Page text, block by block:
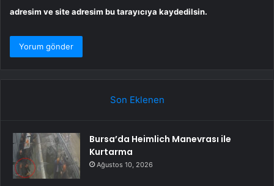
adresim ve site adresim bu tarayıcıya kaydedilsin.
Son Eklenen
Bursa’da Heimlich Manevrası ile
Kurtarma
Ağustos 10, 2026